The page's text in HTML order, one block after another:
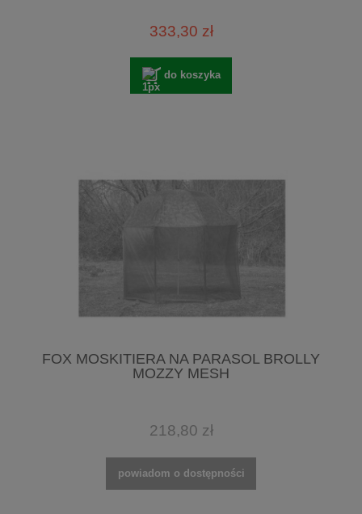
333,30 zł
do koszyka
FOX MOSKITIERA NA PARASOL BROLLY
MOZZY MESH
218,80 zł
powiadom o dostępności